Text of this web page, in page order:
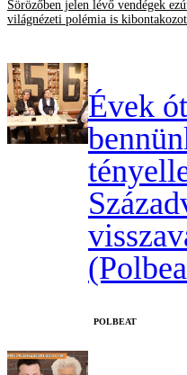
Sörözőben jelen lévő vendégek
világnézeti polémia is
Évek
‎POLBEAT